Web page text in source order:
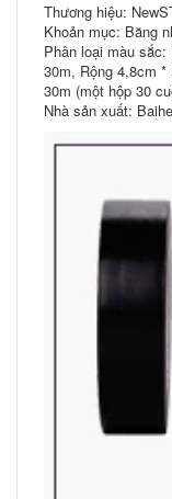
Thương hiệu:
Khoản mục: Băng
Phân loại màu
30m, Rộng 4,8cm
30m (một hộp 30
Nhà sản xuất: